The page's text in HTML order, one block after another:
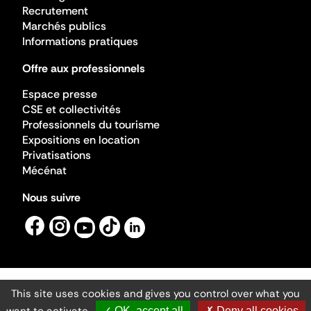
Recrutement
Marchés publics
Informations pratiques
Offre aux professionnels
Espace presse
CSE et collectivités
Professionnels du tourisme
Expositions en location
Privatisations
Mécénat
Nous suivre
Mentions légales
Gestion des cookies
This site uses cookies and gives you control over what you